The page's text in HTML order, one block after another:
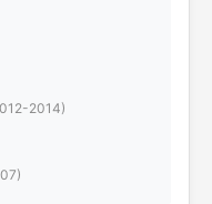
2014)